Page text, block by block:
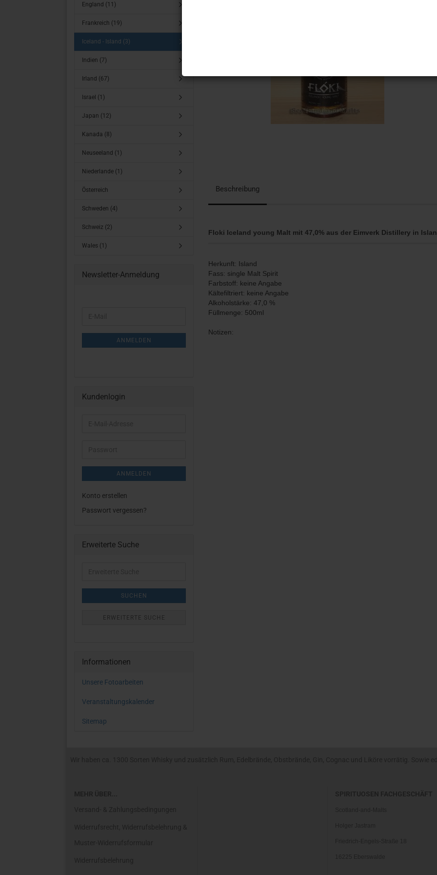
Beschreibung
Floki Iceland young Malt mit 47,0% aus der Eimverk Distillery in
Herkunft: Island
Fass: single Malt Spirit
Farbstoff: keine Angabe
Kältefiltriert: keine Angabe
Alkoholstärke: 47,0 %
Füllmenge: 500ml
Notizen:
England (11)
Frankreich (19)
Iceland - Island (3)
Indien (7)
Irland (67)
Israel (1)
Japan (12)
Kanada (8)
Neuseeland (1)
Niederlande (1)
Österreich
Schweden (4)
Schweiz (2)
Wales (1)
Newsletter-Anmeldung
ANMELDUNGANMELDEN
Kundenlogin
ANMELDEN
Konto erstellen
Passwort vergessen?
Erweiterte Suche
SUCHEN
ERWEITERTE SUCHE
Informationen
Unsere Fotoarbeiten
Veranstaltungskalender
Sitemap